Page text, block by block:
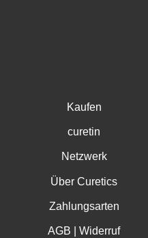
Kaufen
curetin
Netzwerk
Über Curetics
Zahlungsarten
AGB | Widerruf